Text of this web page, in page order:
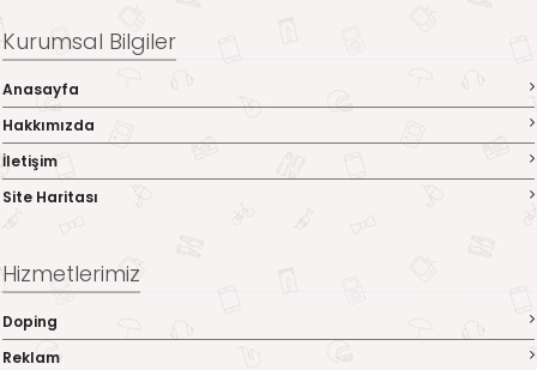
Kurumsal Bilgiler
Anasayfa
Hakkımızda
İletişim
Site Haritası
Hizmetlerimiz
Doping
Reklam